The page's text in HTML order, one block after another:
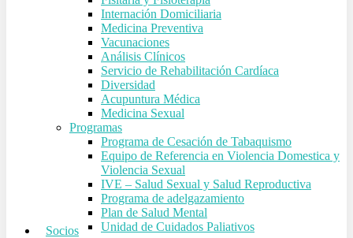
Internación Domiciliaria
Medicina Preventiva
Vacunaciones
Análisis Clínicos
Servicio de Rehabilitación Cardíaca
Diversidad
Acupuntura Médica
Medicina Sexual
Programas
Programa de Cesación de Tabaquismo
Equipo de Referencia en Violencia Domestica y
Violencia Sexual
IVE – Salud Sexual y Salud Reproductiva
Programa de adelgazamiento
Plan de Salud Mental
Unidad de Cuidados Paliativos
Socios